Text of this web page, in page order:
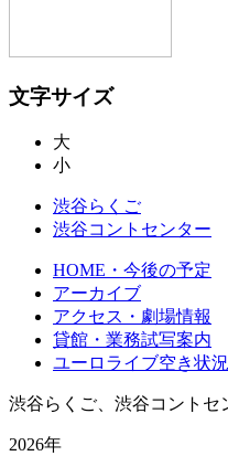
文字サイズ
大
小
渋谷らくご
渋谷コントセンター
HOME・今後の予定
アーカイブ
アクセス・劇場情報
貸館・業務試写案内
ユーロライブ空き状況
渋谷らくご、渋谷コントセ
2026年